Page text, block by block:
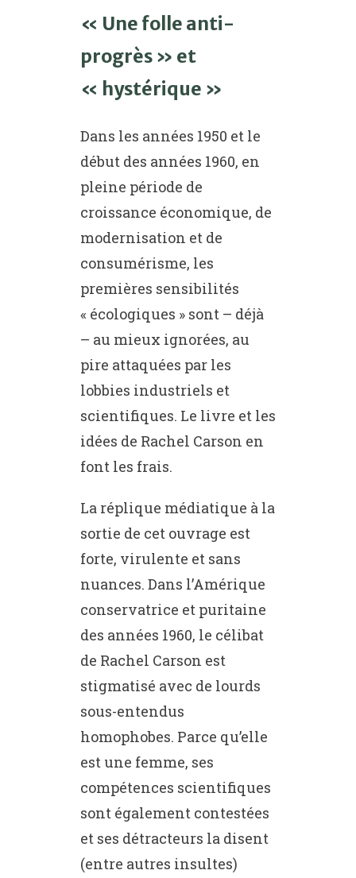
« Une folle anti-
progrès » et
« hystérique »
Dans les années 1950 et le
début des années 1960, en
pleine période de
croissance économique, de
modernisation et de
consumérisme, les
premières sensibilités
« écologiques » sont – déjà
– au mieux ignorées, au
pire attaquées par les
lobbies industriels et
scientifiques. Le livre et les
idées de Rachel Carson en
font les frais.
La réplique médiatique à la
sortie de cet ouvrage est
forte, virulente et sans
nuances. Dans l’Amérique
conservatrice et puritaine
des années 1960, le célibat
de Rachel Carson est
stigmatisé avec de lourds
sous-entendus
homophobes. Parce qu’elle
est une femme, ses
compétences scientifiques
sont également contestées
et ses détracteurs la disent
(entre autres insultes)